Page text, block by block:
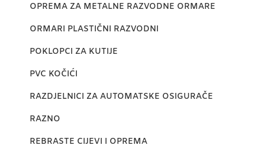
OPREMA ZA METALNE RAZVODNE ORMARE
ORMARI PLASTIČNI RAZVODNI
POKLOPCI ZA KUTIJE
PVC KOČIĆI
RAZDJELNICI ZA AUTOMATSKE OSIGURAČE
RAZNO
REBRASTE CIJEVI I OPREMA